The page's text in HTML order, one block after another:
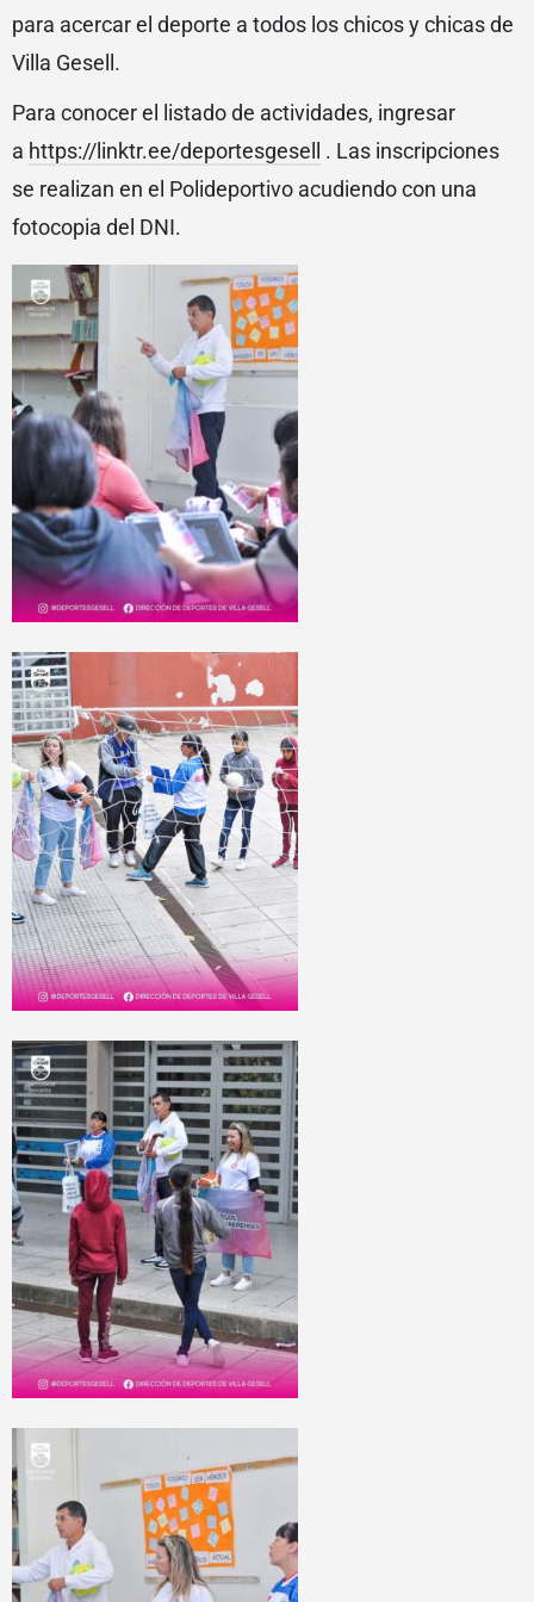
para acercar el deporte a todos los chicos y chicas de
Villa Gesell.
Para conocer el listado de actividades, ingresar
a https://linktr.ee/deportesgesell
. Las inscripciones
se realizan en el Polideportivo acudiendo con una
fotocopia del DNI.